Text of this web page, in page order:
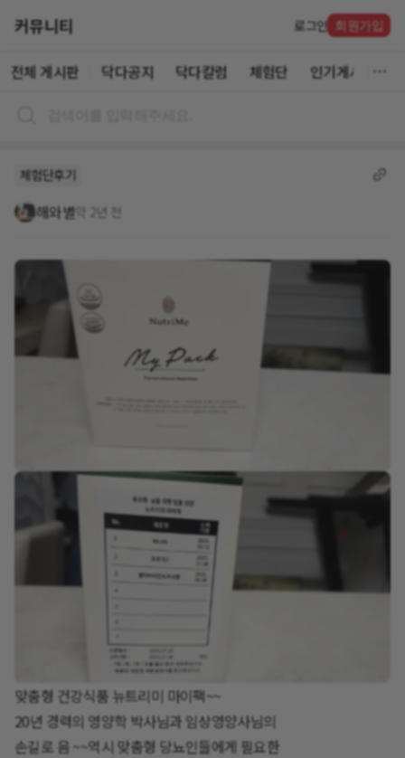
커뮤니티 로그인 회원가입
전체 게시판 닥다공지 닥다칼럼 체험단 인기게시글
체험단후기
해와별 약 2년 전
맞춤형 건강식품 뉴트리미 마이팩~~
20년 경력의 영양학 박사님과 임상영양사님의
손길로 음 ~~역시 맞춤형 당뇨인들에게 필요한